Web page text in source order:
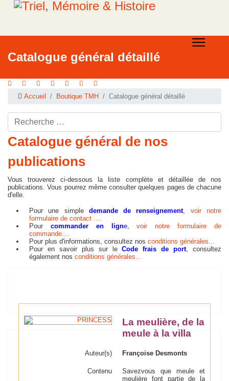
Catalogue général détaillé
Accueil Boutique TMH Catalogue général détaillé
Rechercher ...
Catalogue général de nos
publications
Vous trouverez ci-dessous la liste complète et détaillée de nos
publications. Vous pourrez même consulter quelques pages de chacune
d'elle.
Pour une simple demande de renseignement, voir notre
formulaire de contact ....
Pour
commander en ligne,voir notre formulaire de
commande....
Pour plus d'informations, consultez nos conditions générales...
Pour en savoir plus sur leCode frais de port, consultez
également nos conditions générales...
La meulière, de la
meule à la villa
Auteur(s) Françoise Desmonts
Contenu
Savez­vous que meule et
meulière font partie de la